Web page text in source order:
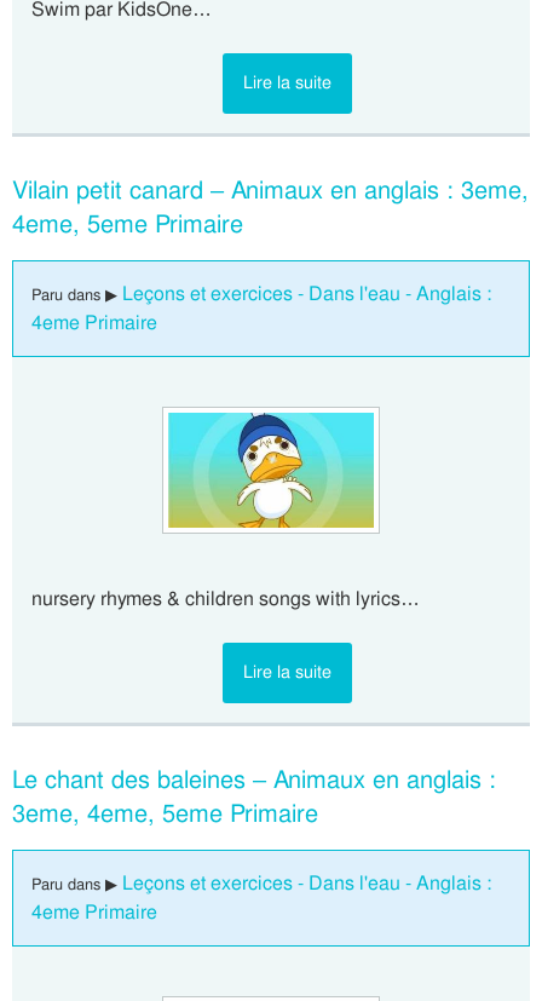
Swim par KidsOne…
Lire la suite
Vilain petit canard – Animaux en anglais : 3eme,
4eme, 5eme Primaire
Paru dans ▶ Leçons et exercices - Dans l'eau - Anglais :
4eme Primaire
nursery rhymes & children songs with lyrics…
Lire la suite
Le chant des baleines – Animaux en anglais :
3eme, 4eme, 5eme Primaire
Paru dans ▶ Leçons et exercices - Dans l'eau - Anglais :
4eme Primaire